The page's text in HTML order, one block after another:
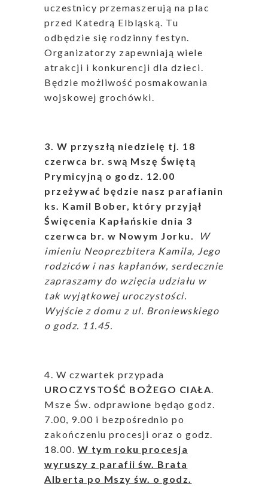
uczestnicy przemaszerują na plac
przed Katedrą Elbląską. Tu
odbędzie się rodzinny festyn.
Organizatorzy zapewniają wiele
atrakcji i konkurencji dla dzieci.
Będzie możliwość posmakowania
wojskowej grochówki.
3. W przyszłą niedzielę tj. 18
czerwca br. swą Mszę Świętą
Prymicyjną o godz. 12.00
przeżywać będzie nasz parafianin
ks. Kamil Bober, który przyjął
Święcenia Kapłańskie dnia 3
czerwca br. w Nowym Jorku.
W
imieniu Neoprezbitera Kamila, Jego
rodziców i nas kapłanów, serdecznie
zapraszamy do wzięcia udziału w
tak wyjątkowej uroczystości.
Wyjście z domu z ul. Broniewskiego
o godz. 11.45.
4. W czwartek przypada
UROCZYSTOŚĆ BOŻEGO CIAŁA.
Msze Św. odprawione będąo godz.
7.00, 9.00 i bezpośrednio po
zakończeniu procesji oraz o godz.
18.00. W tym roku procesja
wyruszy z parafii św. Brata
Alberta po Mszy św. o godz.